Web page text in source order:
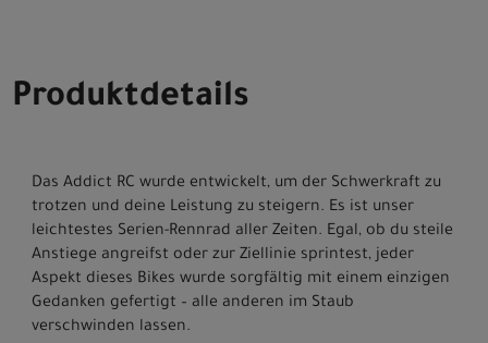
Produktdetails
Das Addict RC wurde entwickelt, um der Schwerkraft zu
trotzen und deine Leistung zu steigern. Es ist unser
leichtestes Serien-Rennrad aller Zeiten. Egal, ob du steile
Anstiege angreifst oder zur Ziellinie sprintest, jeder
Aspekt dieses Bikes wurde sorgfältig mit einem einzigen
Gedanken gefertigt – alle anderen im Staub
verschwinden lassen.